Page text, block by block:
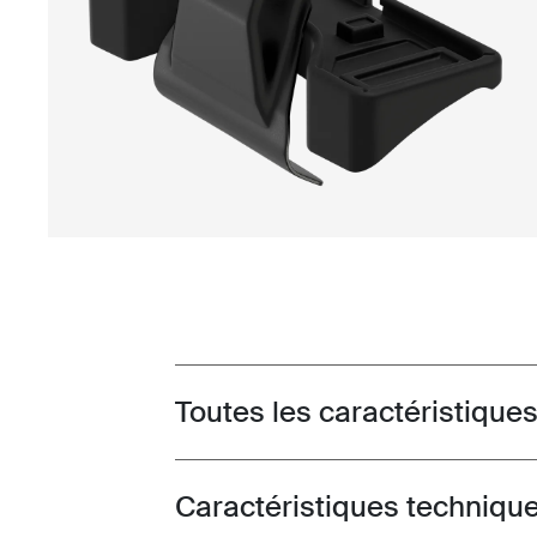
Toggle features
Toutes les caractéristiques
Toggle techspec
Caractéristiques